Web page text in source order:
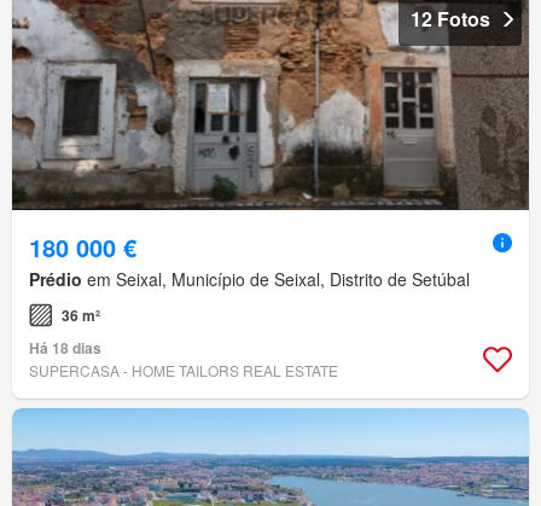
12 Fotos
180 000 €
Prédio em Seixal, Município de Seixal, Distrito de Setúbal
36 m²
Há 18 dias
SUPERCASA - HOME TAILORS REAL ESTATE